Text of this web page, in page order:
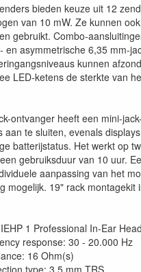
bieden keuze uit 12
van 10 mW. Ze kunnen
gebruikt. Combo-
en asymmetrische 6,35 mm-
kunnen
LED-ketens de sterkte van
ontvanger heeft een mini-
aan te sluiten, evenals
batterijstatus. Het werkt op
gebruiksduur van 10 uur.
aanpassing van het
mogelijk. 19" rack montagekit
1 Professional In-Ear
response: 30 - 20.000 Hz
16 Ohm(s)
type: 3.5 mm TRS